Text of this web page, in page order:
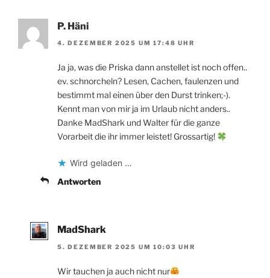
P. Häni
4. DEZEMBER 2025 UM 17:48 UHR
Ja ja, was die Priska dann anstellet ist noch offen..
ev. schnorcheln? Lesen, Cachen, faulenzen und
bestimmt mal einen über den Durst trinken;-).
Kennt man von mir ja im Urlaub nicht anders..
Danke MadShark und Walter für die ganze
Vorarbeit die ihr immer leistet! Grossartig!
Wird geladen …
Antworten
MadShark
5. DEZEMBER 2025 UM 10:03 UHR
Wir tauchen ja auch nicht nur